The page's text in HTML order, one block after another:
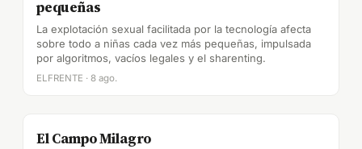
pequeñas
La explotación sexual facilitada por la tecnología afecta
sobre todo a niñas cada vez más pequeñas, impulsada
por algoritmos, vacíos legales y el sharenting.
ELFRENTE · 8 ago.
El Campo Milagro